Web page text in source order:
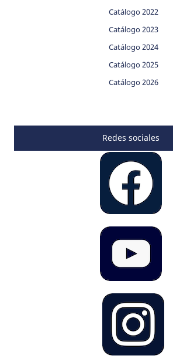
Catálogo 2022
Catálogo 2023
Catálogo 2024
Catálogo 2025
Catálogo 2026
Redes sociales